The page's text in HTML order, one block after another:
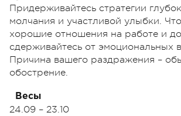
Придерживайтесь стратегии
молчания и участливой улыбки.
хорошие отношения на работе и
сдерживайтесь от эмоциональных
Причина вашего раздражения –
обострение.
Весы
24.09 – 23.10